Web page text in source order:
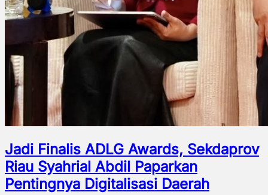
Jadi Finalis ADLG Awards, Sekdaprov
Riau Syahrial Abdil Paparkan
Pentingnya Digitalisasi Daerah